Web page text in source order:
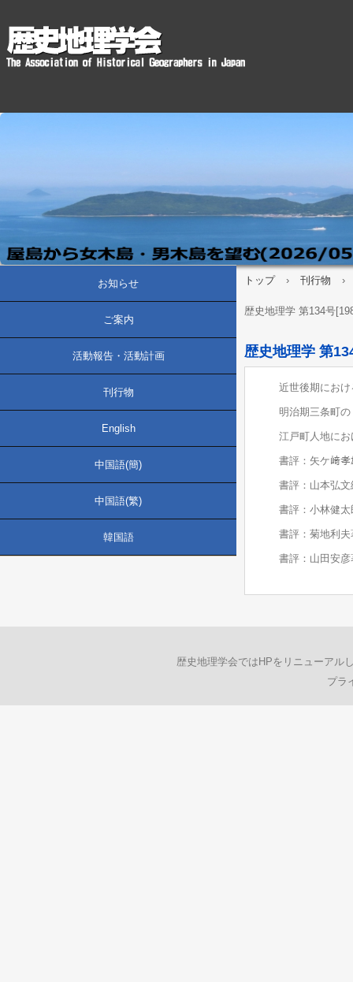
トップ › 刊行物 ›
歴史地理学 第134号
歴史地理学 第
近世後期にお
明治期三条町
江戸町人地に
書評：矢ケ﨑
書評：山本弘
書評：小林健
書評：菊地利
書評：山田安
お知らせ
ご案内
活動報告・活動計画
刊行物
English
中国語(簡)
中国語(繁)
韓国語
歴史地理学会ではHPをリニューアル
プラ